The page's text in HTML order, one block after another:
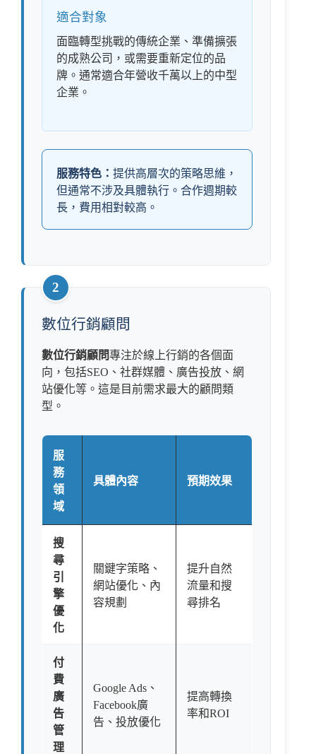
適合對象
面臨轉型挑戰的傳統企業、準備擴張
的成熟公司，或需要重新定位的品
牌。通常適合年營收千萬以上的中型
企業。
服務特色： 提供高層次的策略思維，
但通常不涉及具體執行。合作週期較
長，費用相對較高。
2
數位行銷顧問
數位行銷顧問專注於線上行銷的各個面
向，包括SEO、社群媒體、廣告投放、網
站優化等。這是目前需求最大的顧問類
型。
服
務
領
域
具體內容 預期效果
搜
尋
引
擎
優
化
關鍵字策略、
網站優化、內
容規劃
提升自然
流量和搜
尋排名
付
費
廣
告
管
理
Google Ads、
Facebook廣
告、投放優化
提高轉換
率和ROI